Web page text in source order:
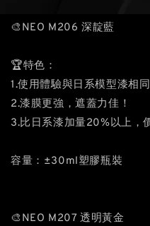
🎨NEO M206 深靛藍
🏆特色：
1.使用體驗與日系模型漆相
2.漆膜更強，遮蓋力佳！
3.比日系漆加量20%以上，
容量：±30ml塑膠瓶裝
🎨NEO M207 透明黃金